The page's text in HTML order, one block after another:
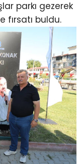
parkı gezerek
fırsatı buldu.